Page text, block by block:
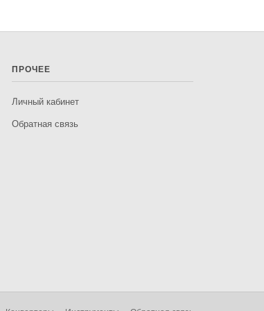
ПРОЧЕЕ
Личный кабинет
Обратная связь